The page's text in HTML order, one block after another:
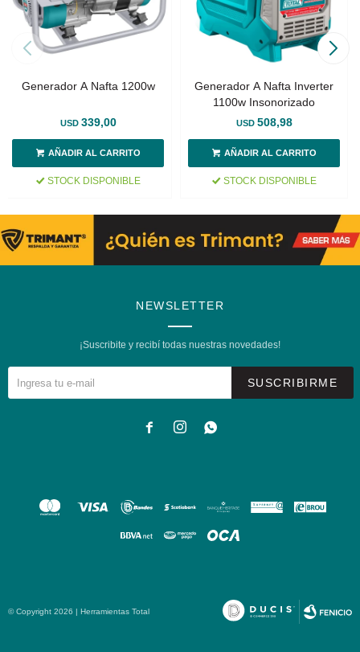
Generador A Nafta 1200w
USD 339,00
STOCK DISPONIBLE
Generador A Nafta Inverter
1100w Insonorizado
USD 508,98
STOCK DISPONIBLE
NEWSLETTER
¡Suscribite y recibí todas nuestras novedades!
SUSCRIBIRME
  
© Copyright 2026 | Herramientas Total